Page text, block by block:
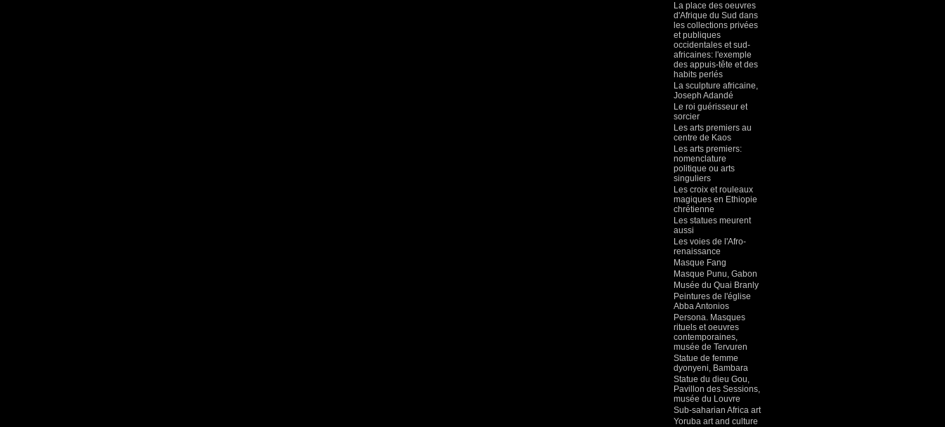
La place des oeuvres
d'Afrique du Sud dans
les collections privées
et publiques
occidentales et sud-
africaines: l'exemple
des appuis-tête et des
habits perlés
La sculpture africaine,
Joseph Adandé
Le roi guérisseur et
sorcier
Les arts premiers au
centre de Kaos
Les arts premiers:
nomenclature
politique ou arts
singuliers
Les croix et rouleaux
magiques en Ethiopie
chrétienne
Les statues meurent
aussi
Les voies de l'Afro-
renaissance
Masque Fang
Masque Punu, Gabon
Musée du Quai Branly
Peintures de l'église
Abba Antonios
Persona. Masques
rituels et oeuvres
contemporaines,
musée de Tervuren
Statue de femme
dyonyeni, Bambara
Statue du dieu Gou,
Pavillon des Sessions,
musée du Louvre
Sub-saharian Africa art
Yoruba art and culture